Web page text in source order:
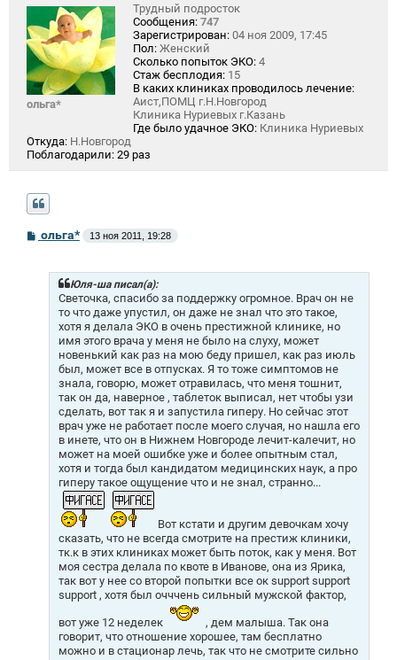
ольга*
Трудный подросток
Сообщения: 747
Зарегистрирован: 04 ноя 2009, 17:45
Пол: Женский
Сколько попыток ЭКО: 4
Стаж бесплодия: 15
В каких клиниках проводилось лечение:
Аист,ПОМЦ г.Н.Новгород
Клиника Нуриевых г.Казань
Где было удачное ЭКО: Клиника Нуриевых
Откуда: Н.Новгород
Поблагодарили: 29 раз
Сольга* 13 ноя 2011, 19:28
Юля-ша писал(а):
Светочка, спасибо за поддержку огромное. Врач он не
то что даже упустил, он даже не знал что это такое,
хотя я делала ЭКО в очень престижной клинике, но
имя этого врача у меня не было на слуху, может
новенький как раз на мою беду пришел, как раз июль
был, может все в отпусках. Я то тоже симптомов не
знала, говорю, может отравилась, что меня тошнит,
так он да, наверное , таблеток выписал, нет чтобы узи
сделать, вот так я и запустила гиперу. Но сейчас этот
врач уже не работает после моего случая, но нашла его
в инете, что он в Нижнем Новгороде лечит-калечит, но
может на моей ошибке уже и более опытным стал,
хотя и тогда был кандидатом медицинских наук, а про
гиперу такое ощущение что и не знал, странно...
Вот кстати и другим девочкам хочу
сказать, что не всегда смотрите на престиж клиники,
тк.к в этих клиниках может быть поток, как у меня. Вот
моя сестра делала по квоте в Иванове, она из Ярика,
так вот у нее со второй попытки все ок support support
support , хотя был очччень сильный мужской фактор,
вот уже 12 неделек
, дем малыша. Так она
говорит, что отношение хорошее, там бесплатно
можно и в стационар лечь, так что не смотрите сильно